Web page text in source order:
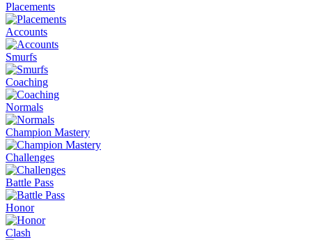
Placements
Accounts
Smurfs
Coaching
Normals
Champion Mastery
Challenges
Battle Pass
Honor
Clash